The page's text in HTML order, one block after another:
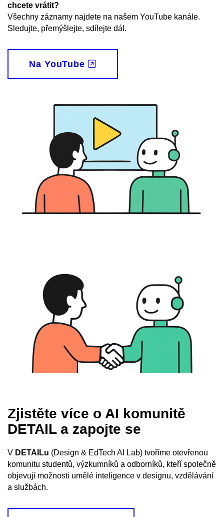
chcete vrátit?
Všechny záznamy najdete na našem YouTube kanále.
Sledujte, přemýšlejte, sdílejte dál.
Na YouTube
Zjistěte více o AI komunitě
DETAIL a zapojte se
V DETAILu (Design & EdTech AI Lab) tvoříme otevřenou
komunitu studentů, výzkumníků a odborníků, kteří společně
objevují možnosti umělé inteligence v designu, vzdělávání
a službách.